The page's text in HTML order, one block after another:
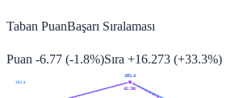
Taban PuanBaşarı Sıralaması
Puan -6.77 (-1.8%)Sıra +16.273 (+33.3%)
385.4
385.4
42.3K